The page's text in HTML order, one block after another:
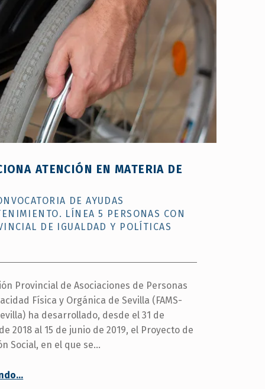
ATENCIÓN EN MATERIA DE
DE AYUDAS
LÍNEA 5 PERSONAS CON
DE IGUALDAD Y POLÍTICAS
Provincial de Asociaciones de Personas
Física y Orgánica de Sevilla (FAMS-
ha desarrollado, desde el 31 de
2018 al 15 de junio de 2019, el Proyecto de
Social, en el que se…
Este
…